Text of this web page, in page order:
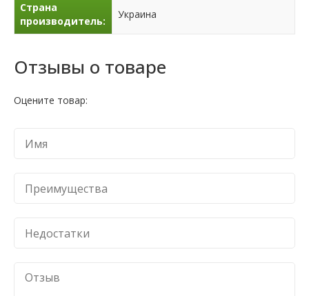
Страна
производитель:
Украина
Отзывы о товаре
Оцените товар: